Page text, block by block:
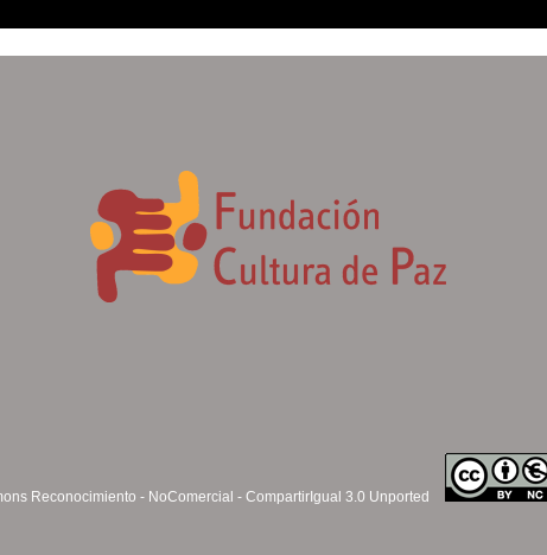
Reconocimiento - NoComercial - CompartirIgual 3.0 Unported